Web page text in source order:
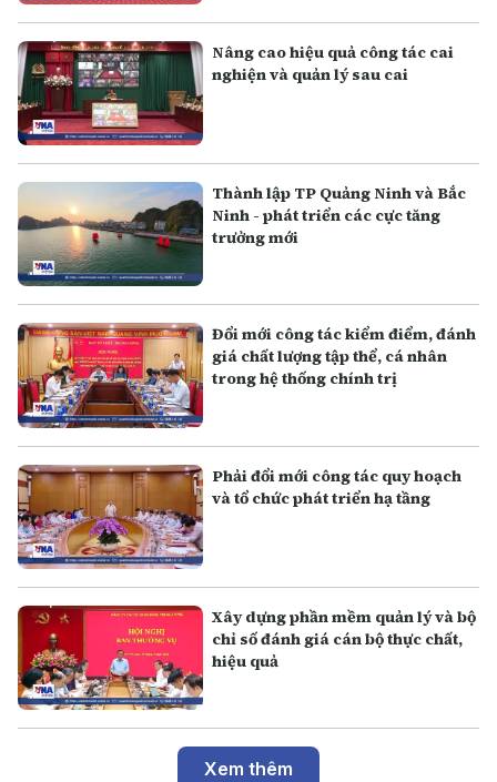
Nâng cao hiệu quả công tác cai
nghiện và quản lý sau cai
Thành lập TP Quảng Ninh và Bắc
Ninh - phát triển các cực tăng
trưởng mới
Đổi mới công tác kiểm điểm, đánh
giá chất lượng tập thể, cá nhân
trong hệ thống chính trị
Phải đổi mới công tác quy hoạch
và tổ chức phát triển hạ tầng
Xây dựng phần mềm quản lý và bộ
chỉ số đánh giá cán bộ thực chất,
hiệu quả
Xem thêm